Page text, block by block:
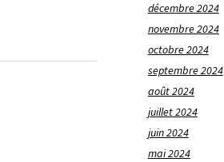
décembre 2024
novembre 2024
octobre 2024
septembre 2024
août 2024
juillet 2024
juin 2024
mai 2024